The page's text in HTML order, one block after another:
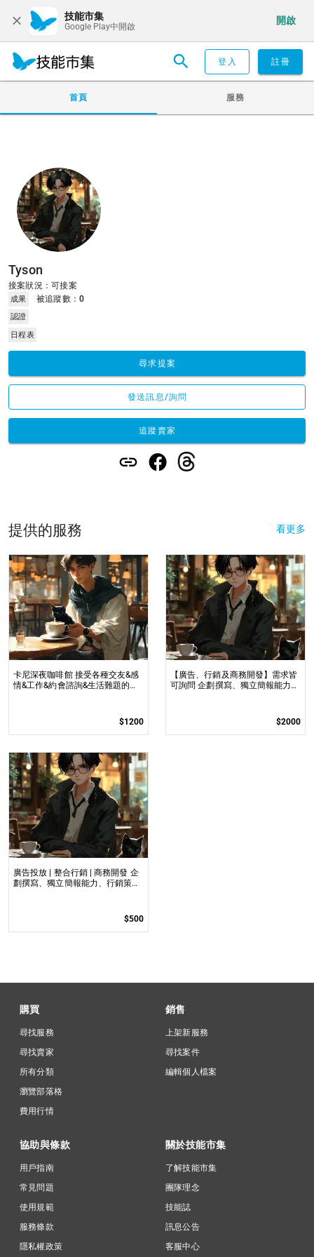
技能市集
Google Play中開啟
開啟
登入 註冊
首頁 服務
Tyson
接案狀況：可接案
成果 被追蹤數：0
認證
日程表
尋求提案
發送訊息/詢問
追蹤賣家
提供的服務 看更多
卡尼深夜咖啡館 接受各種交友&感
情&工作&約會諮詢&生活難題的分
$1200
【廣告、行銷及商務開發】需求皆
可詢問 企劃撰寫、獨立簡報能力、
$2000
廣告投放 | 整合行銷 | 商務開發 企
劃撰寫、獨立簡報能力、行銷策略
$500
購買
尋找服務
尋找賣家
所有分類
瀏覽部落格
費用行情
銷售
上架新服務
尋找案件
編輯個人檔案
協助與條款
用戶指南
常見問題
使用規範
服務條款
隱私權政策
關於技能市集
了解技能市集
團隊理念
技能誌
訊息公告
客服中心